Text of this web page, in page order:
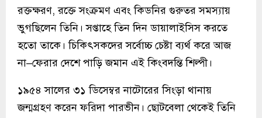
রক্তক্ষরণ, রক্তে সংক্রমণ এবং কিডনির গুরুতর সমস্যায়
ভুগছিলেন তিনি। সপ্তাহে তিন দিন ডায়ালাইসিস করতে
হতো তাকে। চিকিৎসকদের সর্বোচ্চ চেষ্টা ব্যর্থ করে আজ
না–ফেরার দেশে পাড়ি জমান এই কিংবদন্তি শিল্পী।
১৯৫৪ সালের ৩১ ডিসেম্বর নাটোরের সিংড়া থানায়
জন্মগ্রহণ করেন ফরিদা পারভীন। ছোটবেলা থেকেই তিনি